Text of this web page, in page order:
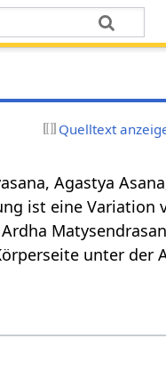
Quelltext
Agastya
ist eine Variation
unter der